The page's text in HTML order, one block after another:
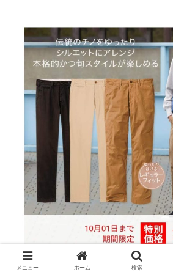
メニュー ホーム 検索